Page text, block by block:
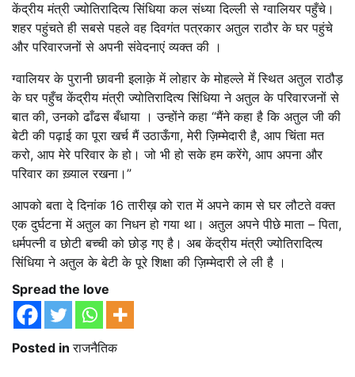
केंद्रीय मंत्री ज्योतिरादित्य सिंधिया कल संध्या दिल्ली से ग्वालियर पहुँचे।
शहर पहुंचते ही सबसे पहले वह दिवगंत पत्रकार अतुल राठौर के घर पहुंचे
और परिवारजनों से अपनी संवेदनाएं व्यक्त की ।
ग्वालियर के पुरानी छावनी इलाक़े में लोहार के मोहल्ले में स्थित अतुल राठौड़
के घर पहुँच केंद्रीय मंत्री ज्योतिरादित्य सिंधिया ने अतुल के परिवारजनों से
बात की, उनको ढाँढस बँधाया । उन्होंने कहा “मैंने कहा है कि अतुल जी की
बेटी की पढ़ाई का पूरा खर्च मैं उठाऊँगा, मेरी ज़िम्मेदारी है, आप चिंता मत
करो, आप मेरे परिवार के हो। जो भी हो सके हम करेंगे, आप अपना और
परिवार का ख़्याल रखना।”
आपको बता दे दिनांक 16 तारीख़ को रात में अपने काम से घर लौटते वक्त
एक दुर्घटना में अतुल का निधन हो गया था। अतुल अपने पीछे माता – पिता,
धर्मपत्नी व छोटी बच्ची को छोड़ गए है। अब केंद्रीय मंत्री ज्योतिरादित्य
सिंधिया ने अतुल के बेटी के पूरे शिक्षा की ज़िम्मेदारी ले ली है ।
Spread the love
Posted inराजनैतिक